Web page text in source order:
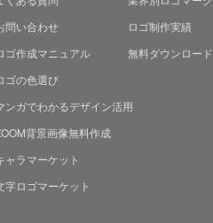
問い合わせ
ロゴ制作実績
ゴ作成マニュアル
無料ダウンロード
ゴの色選び
ンガでわかるデザイン活用
背景画像無料作成
ャラマーケット
字ロゴマーケット